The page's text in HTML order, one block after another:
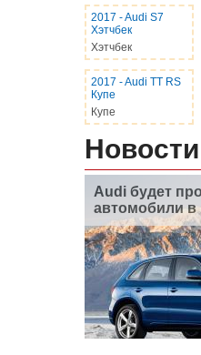
2017 -Audi S7
Хэтчбек
Хэтчбек
2017 -Audi TT RS
Купе
Купе
Audi будет
автомобили в